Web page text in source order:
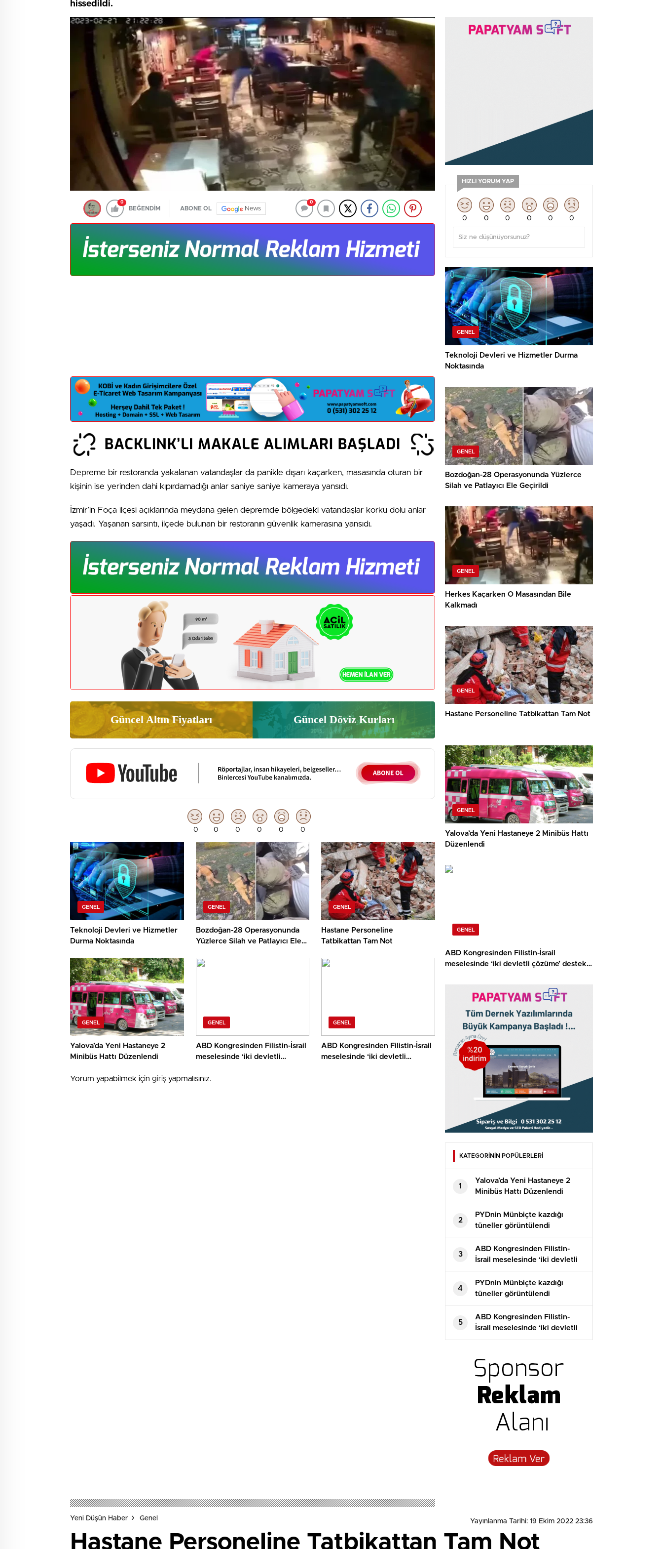
hissedildi.
0
BEĞENDİM ABONE OL News
0
Depreme bir restoranda yakalanan vatandaşlar da panikle dışarı kaçarken, masasında oturan bir
kişinin ise yerinden dahi kıpırdamadığı anlar saniye saniye kameraya yansıdı.
İzmir’in Foça ilçesi açıklarında meydana gelen depremde bölgedeki vatandaşlar korku dolu anlar
yaşadı. Yaşanan sarsıntı, ilçede bulunan bir restoranın güvenlik kamerasına yansıdı.
Güncel Altın Fiyatları Güncel Döviz Kurları
0 0 0 0 0 0
GENEL
Teknoloji Devleri ve Hizmetler
Durma Noktasında
GENEL
Bozdoğan-28 Operasyonunda
Yüzlerce Silah ve Patlayıcı Ele
GENEL
Hastane Personeline
Tatbikattan Tam Not
GENEL
Yalova’da Yeni Hastaneye 2
Minibüs Hattı Düzenlendi
GENEL
ABD Kongresinden Filistin-İsrail
meselesinde ‘iki devletli
GENEL
ABD Kongresinden Filistin-İsrail
meselesinde ‘iki devletli
Yorum yapabilmek için giriş yapmalısınız.
HIZLI YORUM YAP
0 0 0 0 0 0
GENEL
Teknoloji Devleri ve Hizmetler Durma
Noktasında
GENEL
Bozdoğan-28 Operasyonunda Yüzlerce
Silah ve Patlayıcı Ele Geçirildi
GENEL
Herkes Kaçarken O Masasından Bile
Kalkmadı
GENEL
Hastane Personeline Tatbikattan Tam Not
GENEL
Yalova’da Yeni Hastaneye 2 Minibüs Hattı
Düzenlendi
GENEL
ABD Kongresinden Filistin-İsrail
meselesinde ‘iki devletli çözüme’ destek
KATEGORİNİN POPÜLERLERİ
1
Yalova’da Yeni Hastaneye 2
Minibüs Hattı Düzenlendi
2
PYDnin Münbiçte kazdığı
tüneller görüntülendi​
3
ABD Kongresinden Filistin-
İsrail meselesinde ‘iki devletli
çözüme’ destek tasarısı
4
PYDnin Münbiçte kazdığı
tüneller görüntülendi​
5
ABD Kongresinden Filistin-
İsrail meselesinde ‘iki devletli
çözüme’ destek
Yeni Düşün Haber Genel Yayınlanma Tarihi: 19 Ekim 2022 23:36
Hastane Personeline Tatbikattan Tam Not